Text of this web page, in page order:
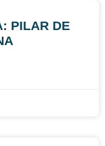
PILAR DE